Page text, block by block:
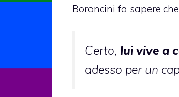
Boroncini fa sapere
Certo, lui vive a
adesso per un